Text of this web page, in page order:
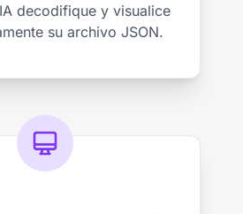
decodifique y visualice
su archivo JSON.